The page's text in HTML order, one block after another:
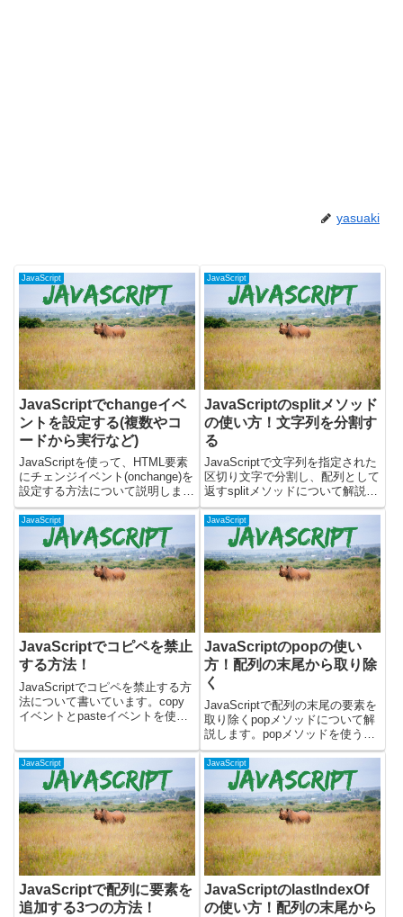
yasuaki
JavaScript
JavaScriptでchangeイベ
ントを設定する(複数やコ
ードから実行など)
JavaScriptを使って、HTML要素
にチェンジイベント(onchange)を
設定する方法について説明しま
す。実際に動くサンプルを使っ
て、以下の操作を解説します。・
changeイベントをつける方法 ・
changeイベントで複数処理をし
た...
JavaScript
JavaScriptのsplitメソッド
の使い方！文字列を分割す
る
JavaScriptで文字列を指定された
区切り文字で分割し、配列として
返すsplitメソッドについて解説し
ます。splitメソッドを使うと、文
字列を簡単に分割して配列に変換
できます。CSVデータを配列に
変換したり、URLをパスごとに分
割した...
JavaScript
JavaScriptでコピペを禁止
する方法！
JavaScriptでコピペを禁止する方
法について書いています。copy
イベントとpasteイベントを使う
ックス・テキストエリアのコピペ
を禁止するテキストボックスとテ
キストエリアに...
JavaScript
JavaScriptのpopの使い
方！配列の末尾から取り除
く
JavaScriptで配列の末尾の要素を
取り除くpopメソッドについて解
説します。popメソッドを使う
と、配列から最後の要素を取り除
き、その要素を返します。実際に
動くサンプルを使って、以下の操
作を解説します。・`pop`メソッ
ドの基本的な使...
JavaScript
JavaScriptで配列に要素を
追加する3つの方法！
JavaScript
JavaScriptのlastIndexOf
の使い方！配列の末尾から